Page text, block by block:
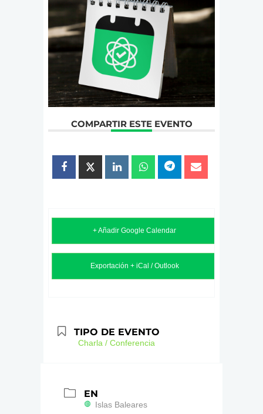
COMPARTIR ESTE EVENTO
+ Añadir Google Calendar
Exportación + iCal / Outlook
TIPO DE EVENTO
Charla / Conferencia
EN
Islas Baleares